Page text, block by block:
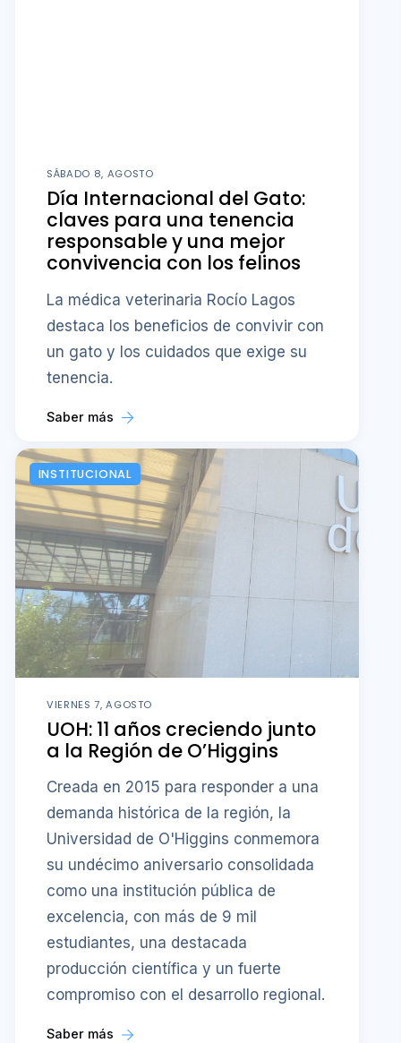
SÁBADO 8, AGOSTO
Día Internacional del Gato:
claves para una tenencia
responsable y una mejor
convivencia con los felinos
La médica veterinaria Rocío Lagos
destaca los beneficios de convivir con
un gato y los cuidados que exige su
tenencia.
Saber más
INSTITUCIONAL
VIERNES 7, AGOSTO
UOH: 11 años creciendo junto
a la Región de O’Higgins
Creada en 2015 para responder a una
demanda histórica de la región, la
Universidad de O'Higgins conmemora
su undécimo aniversario consolidada
como una institución pública de
excelencia, con más de 9 mil
estudiantes, una destacada
producción científica y un fuerte
compromiso con el desarrollo regional.
Saber más